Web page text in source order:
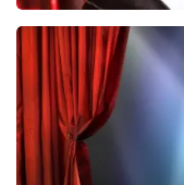
Don Omar
224 laatste 30
BESTEL NU